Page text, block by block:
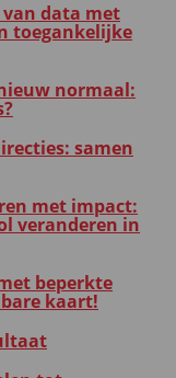
data met
toegankelijke
normaal:
samen
met impact:
veranderen in
beperkte
kaart!